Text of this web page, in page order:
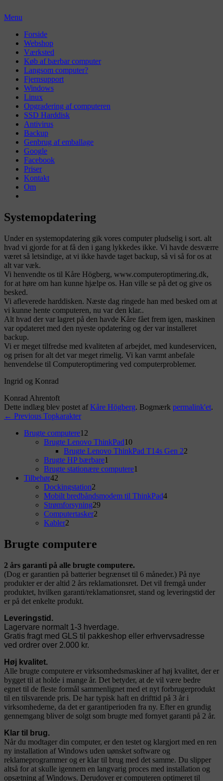
to
Menu
Primær
menu
Forside
Webshop
Værksted
Køb af bærbar computer
Langsom computer?
Fjernsupport
Windows
Linux
Opgradering af computeren
SSD Harddisk
Antivirus
Backup
Genbrug af emballage
Google
Facebook
Priser
Kontakt
Om
Systemopdatering
Under en systemopdatering gik vores computer pludselig i sort. alt
hvad vi gjorde for at få den i gang lykkedes ikke. Vi havde desværre
været så letsindige, at vi ikke havde taget backup, så vi så for os at
alt var væk.
Vi henvendte os til Kåre Högberg, www.computeroptimering.dk,
for at høre om han kunne hjælpe os. Han ville se på det og give os
besked.
Vi afleverede harddisken. Næste dag ringede han med besked om at
vi kunne hente computeren, nu var den klar..
Alt hvad der var lagret på den havde Kåre fået frem igen, maskinen
var opdateret med den nyeste opdatering og der var installeret
backup.
Vi er meget tilfredse med kvaliteten af arbejdet, med kundeservicen,
og prisen for alt det var meget rimelig. Vi kan varmt anbefale
henvendelse til Computeroptimering ved computerproblemer.
Ingrid og Konrad
Konrad Ahrentoft
Dette indlæg blev postet afKåre Högberg. Bogmærk permalink'et.
Indlægsnavigation
← Previous Previous
Topkarakter
Primary
Sidebar
Widget
Area
Brugte computere12
varer
Brugte Lenovo ThinkPad1010
varer
Brugte Lenovo ThinkPad T14s Gen 22
Brugte HP bærbare1
vare
Brugte stationære computere1
Tilbehør42
varer
Dockingstation2
varer
Mobilt bredbåndsmodem til ThinkPad44
Strømforsyning2929
Computertasker2
Kabler2
Brugte computere
2 års garanti på alle brugte computere.
(Dog er garantien på batterier begrænset til 6 måneder.) På nye
produkter er der altid 2 års reklamationsret. Det vil fremgå under
produktet, hvilken garanti/reklamationsret, stand og leveringstid der
er på det enkelte produkt.
Leveringstid.
Lagervare normalt 1-3 hverdage.
Gratis fragt med GLS til pakkeshop eller erhvervsadresse
ved ordrer over 2.000 kr.
Høj kvalitet.
Alle brugte computere er virksomhedsmaskiner af høj kvalitet, der er
bygget til at holde i mange år. Det betyder, at de vil være bedre
egnet til de fleste formål sammenlignet med et nyt forbrugerprodukt
til en tilsvarende pris. De har typisk haft en drifttid på 3 år i
virksomhederne, da det er garantiperioden fra ny. Efter en grundig
gennemgang bliver de solgt som brugte med fornyet garanti på 2 år.
Klar til brug.
Når du modtager din computer, er den testet og klargjort med en ren
ny installation af Windows uden uønsket software og
reklameprogrammer og er klar til brug med det samme. Du slipper
altså for at skulle igennem en langvarig proces med installation og
opsætning af Windows. Derudover er computeren optimeret til